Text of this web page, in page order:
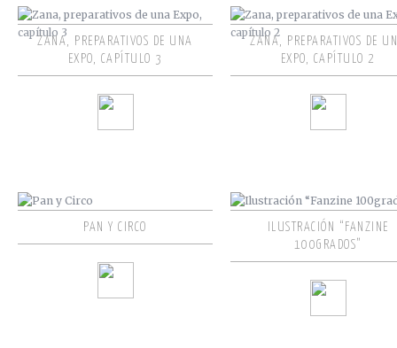
ZANA, PREPARATIVOS DE UNA
EXPO, CAPÍTULO 3
ZANA, PREPARATIVOS DE
EXPO, CAPÍTULO 2
PAN Y CIRCO
ILUSTRACIÓN “FANZINE
100GRADOS”